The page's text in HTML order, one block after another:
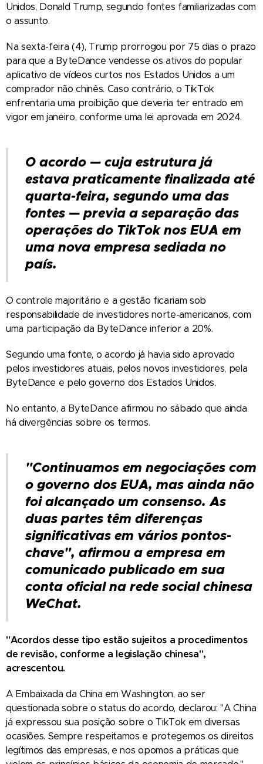
Unidos, Donald Trump, segundo fontes familiarizadas com
o assunto.
Na sexta-feira (4), Trump prorrogou por 75 dias o prazo
para que a ByteDance vendesse os ativos do popular
aplicativo de vídeos curtos nos Estados Unidos a um
comprador não chinês. Caso contrário, o TikTok
enfrentaria uma proibição que deveria ter entrado em
vigor em janeiro, conforme uma lei aprovada em 2024.
O acordo — cuja estrutura já
estava praticamente finalizada até
quarta-feira, segundo uma das
fontes — previa a separação das
operações do TikTok nos EUA em
uma nova empresa sediada no
país.
O controle majoritário e a gestão ficariam sob
responsabilidade de investidores norte-americanos, com
uma participação da ByteDance inferior a 20%.
Segundo uma fonte, o acordo já havia sido aprovado
pelos investidores atuais, pelos novos investidores, pela
ByteDance e pelo governo dos Estados Unidos.
No entanto, a ByteDance afirmou no sábado que ainda
há divergências sobre os termos.
"Continuamos em negociações com
o governo dos EUA, mas ainda não
foi alcançado um consenso. As
duas partes têm diferenças
significativas em vários pontos-
chave", afirmou a empresa em
comunicado publicado em sua
conta oficial na rede social chinesa
WeChat.
"Acordos desse tipo estão sujeitos a procedimentos
de revisão, conforme a legislação chinesa",
acrescentou.
A Embaixada da China em Washington, ao ser
questionada sobre o status do acordo, declarou: "A China
já expressou sua posição sobre o TikTok em diversas
ocasiões. Sempre respeitamos e protegemos os direitos
legítimos das empresas, e nos opomos a práticas que